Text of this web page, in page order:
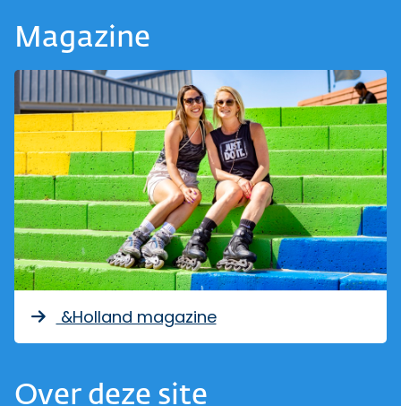
Magazine
&Holland magazine
Over deze site